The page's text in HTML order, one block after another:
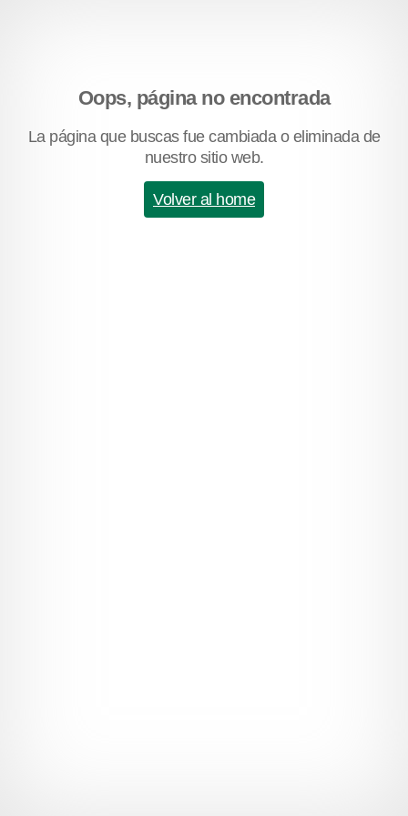
Oops, página no encontrada
La página que buscas fue cambiada o eliminada de
nuestro sitio web.
Volver al home